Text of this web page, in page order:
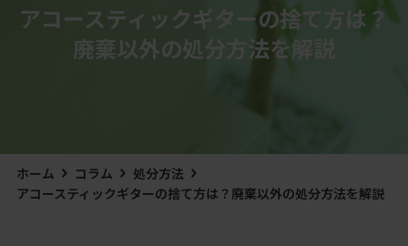
アコースティックギターの捨て方は？
廃棄以外の処分方法を解説
ホーム コラム
処分方法
アコースティックギターの捨て方は？廃棄以外の処分方法を解説